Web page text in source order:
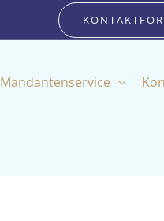
Mandantenservice